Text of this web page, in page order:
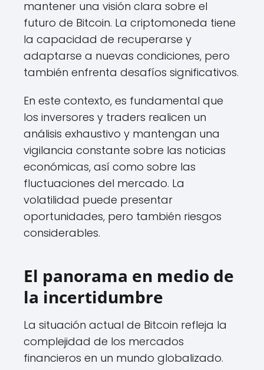
mantener una visión clara sobre el
futuro de Bitcoin. La criptomoneda tiene
la capacidad de recuperarse y
adaptarse a nuevas condiciones, pero
también enfrenta desafíos significativos.
En este contexto, es fundamental que
los inversores y traders realicen un
análisis exhaustivo y mantengan una
vigilancia constante sobre las noticias
económicas, así como sobre las
fluctuaciones del mercado. La
volatilidad puede presentar
oportunidades, pero también riesgos
considerables.
El panorama en medio de
la incertidumbre
La situación actual de Bitcoin refleja la
complejidad de los mercados
financieros en un mundo globalizado.